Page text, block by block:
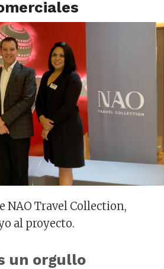
NAO Travel Collection,
al proyecto.
un orgullo